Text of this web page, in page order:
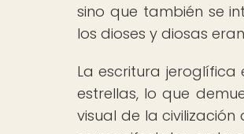
sino que también se
los dioses y diosas
La escritura
estrellas, lo que
visual de la